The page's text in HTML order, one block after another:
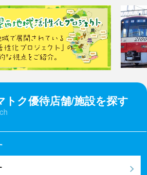
トク優待店舗/施設を探す